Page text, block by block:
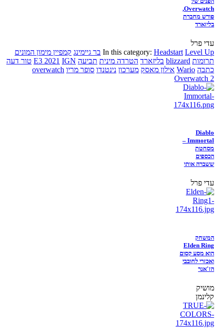
Overwatch,
פורש מחברת
בליזארד
עדי פרל
In this category: Headstart Level Up בר גיימינג קמפיין מימון המונים
תרומות blizzard בליזארד הטרדה מינית תביעה E3 2021 IGN
טור דעה
כתבה Wario אילון מאסק מערכון נינטנדו סופר מריו overwatch
Overwatch 2
Diablo
Immortal –
מסחטת
הכספים
ששברה אותי
עדי פרל
המשחק
Elden Ring
הוא מסע קסום
ואכזרי לחובבי
הז'אנר
מושיק
קלינמן